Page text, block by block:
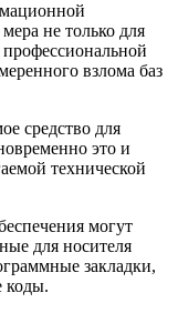
не только для
взлома баз
средство для
это и
технической
могут
для носителя
закладки,
коды.